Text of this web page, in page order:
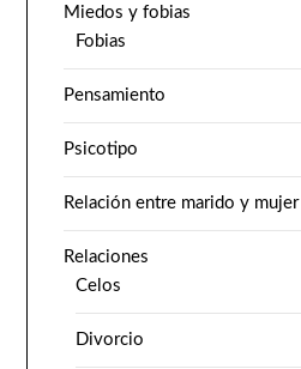
Miedos y fobias
Fobias
Pensamiento
Psicotipo
Relación entre marido y mujer
Relaciones
Celos
Divorcio